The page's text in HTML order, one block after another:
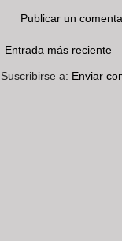
Publicar un
Entrada más reciente
Suscribirse a: Enviar